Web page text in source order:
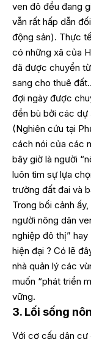
ven đô đều đang
vẫn rất hấp dẫn
động sản). Thực
có những xã của
đã được chuyển
sang cho thuê
đợi ngày được
đền bù bởi các dự
(Nghiên cứu tại
cách nói của các
bây giờ là người
luôn tìm sự lựa
trường đất đai và
Trong bối cảnh
người nông dân
nghiệp đô thị”
hiện đại ? Có lẽ
nhà quản lý các
muốn “phát triển
vững.
3. Lối sống
Với cơ cấu dân cư